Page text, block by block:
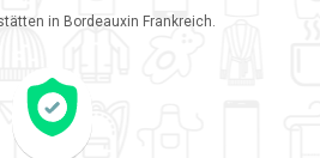
in Bordeauxin Frankreich.